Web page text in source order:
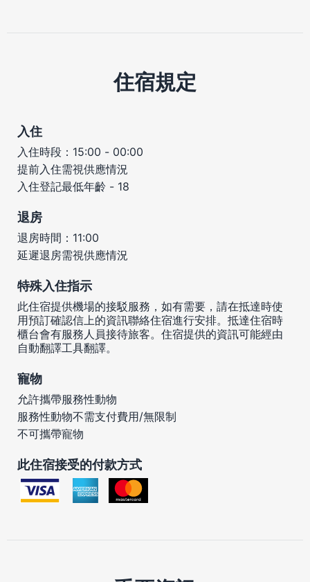
住宿規定
入住
入住時段：15:00 - 00:00
提前入住需視供應情況
入住登記最低年齡 - 18
退房
退房時間：11:00
延遲退房需視供應情況
特殊入住指示
此住宿提供機場的接駁服務，如有需要，請在抵達時使
用預訂確認信上的資訊聯絡住宿進行安排。抵達住宿時
櫃台會有服務人員接待旅客。住宿提供的資訊可能經由
自動翻譯工具翻譯。
寵物
允許攜帶服務性動物
服務性動物不需支付費用/無限制
不可攜帶寵物
此住宿接受的付款方式